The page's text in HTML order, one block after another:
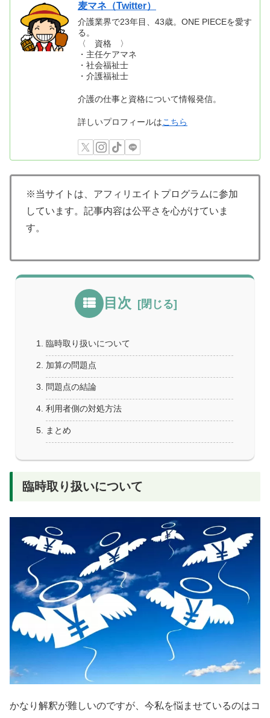
麦マネ（Twitter）
介護業界で23年目、43歳。ONE PIECEを愛す
る。
〈 資格 〉
・主任ケアマネ
・社会福祉士
・介護福祉士
介護の仕事と資格について情報発信。
詳しいプロフィールはこちら
※当サイトは、アフィリエイトプログラムに参加
しています。記事内容は公平さを心がけていま
す。
目次
臨時取り扱いについて
加算の問題点
問題点の結論
利用者側の対処方法
まとめ
臨時取り扱いについて
かなり解釈が難しいのですが、今私を悩ませているのはコ